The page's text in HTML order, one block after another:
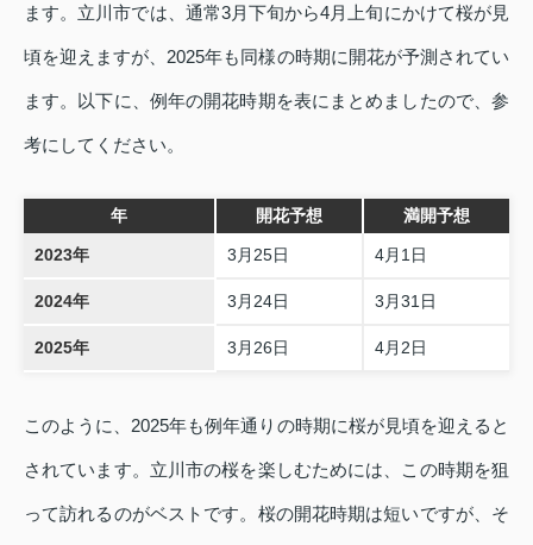
ます。立川市では、通常3月下旬から4月上旬にかけて桜が見
頃を迎えますが、2025年も同様の時期に開花が予測されてい
ます。以下に、例年の開花時期を表にまとめましたので、参
考にしてください。
年 開花予想 満開予想
2023年 3月25日 4月1日
2024年 3月24日 3月31日
2025年 3月26日 4月2日
このように、2025年も例年通りの時期に桜が見頃を迎えると
されています。立川市の桜を楽しむためには、この時期を狙
って訪れるのがベストです。桜の開花時期は短いですが、そ